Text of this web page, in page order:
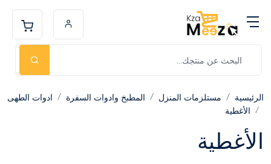
الرئيسية مستلزمات المنزل المطبخ وادوات السفرة
ادوات الطهى
الأغطية
الأغطية